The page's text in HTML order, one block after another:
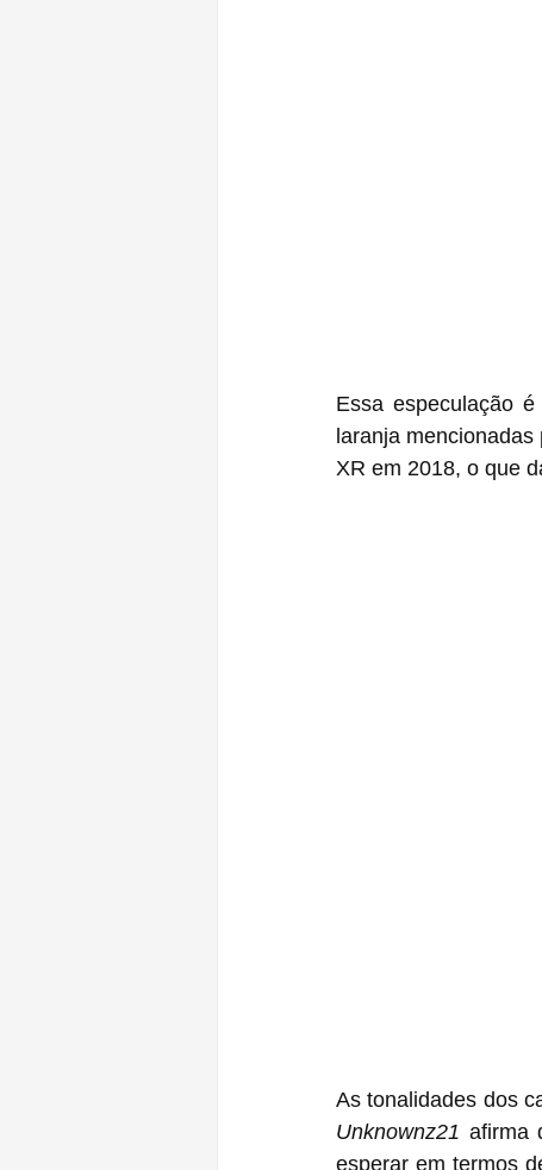
Essa especulação
laranja mencionadas
XR em 2018, o que
Unknownz21 afirma
esperar em termos de cores para